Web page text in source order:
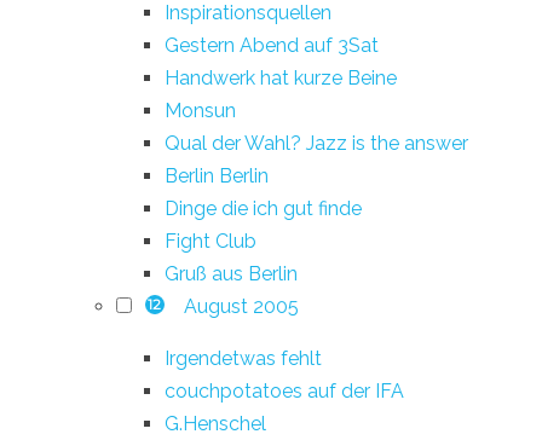
Inspirationsquellen
Gestern Abend auf 3Sat
Handwerk hat kurze Beine
Monsun
Qual der Wahl? Jazz is the answer
Berlin Berlin
Dinge die ich gut finde
Fight Club
Gruß aus Berlin
12 August 2005
Irgendetwas fehlt
couchpotatoes auf der IFA
G.Henschel